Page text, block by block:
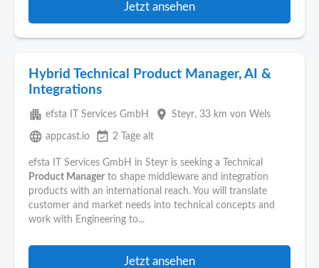
Jetzt ansehen
Hybrid Technical Product Manager, AI &
Integrations
apartment efsta IT Services GmbH place Steyr, 33 km von Wels
language appcast.io event_available 2 Tage alt
efsta IT Services GmbH in Steyr is seeking a Technical
Product Manager to shape middleware and integration
products with an international reach. You will translate
customer and market needs into technical concepts and
work with Engineering to...
Jetzt ansehen